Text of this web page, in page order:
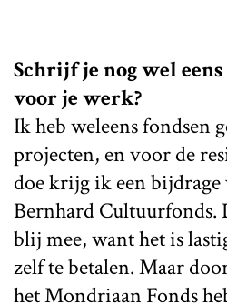
Schrijf je nog wel eens
voor je werk?
Ik heb weleens fondsen
projecten, en voor de
doe krijg ik een bijdrage
Bernhard Cultuurfonds.
blij mee, want het is
zelf te betalen. Maar
het Mondriaan Fonds